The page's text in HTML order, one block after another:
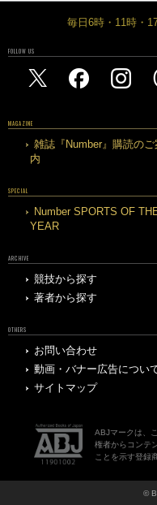
毎日6時・11時・
FOLLOW US
MAGAZINE
雑誌『Number』購読のご
内
SPECIAL
Number SPORTS OF
YEAR
ARCHIVE
競技から探す
著者から探す
OTHERS
お問い合わせ
動画・バナー広告につい
サイトマップ
ABJマークは、
権者からコンテ
ことを示す登録
©